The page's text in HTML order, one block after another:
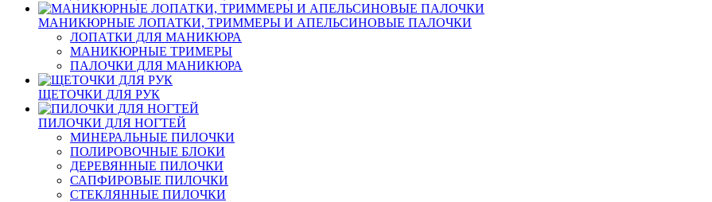
МАНИКЮРНЫЕ ЛОПАТКИ, ТРИММЕРЫ И АПЕЛЬСИНОВЫЕ ПАЛОЧКИ
ЛОПАТКИ ДЛЯ МАНИКЮРА
МАНИКЮРНЫЕ ТРИМЕРЫ
ПАЛОЧКИ ДЛЯ МАНИКЮРА
ЩЕТОЧКИ ДЛЯ РУК
ПИЛОЧКИ ДЛЯ НОГТЕЙ
МИНЕРАЛЬНЫЕ ПИЛОЧКИ
ПОЛИРОВОЧНЫЕ БЛОКИ
ДЕРЕВЯННЫЕ ПИЛОЧКИ
САПФИРОВЫЕ ПИЛОЧКИ
СТЕКЛЯННЫЕ ПИЛОЧКИ